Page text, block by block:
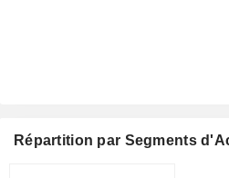
Répartition par Segments